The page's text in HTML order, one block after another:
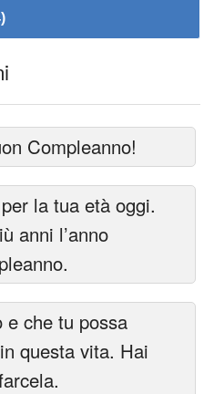
Compleanno!
la tua età oggi.
anni l’anno
e che tu possa
questa vita. Hai